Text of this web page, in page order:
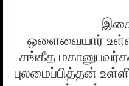
ஒளைவையார்
சங்கீத
புலமைப்பித்தன்